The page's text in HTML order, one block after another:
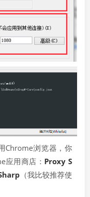
Chrome浏览器，你
应用商店： Proxy S
（我比较推荐使